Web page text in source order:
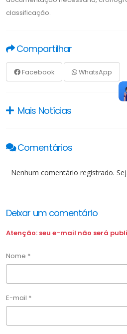
classificação.
Compartilhar
Facebook WhatsApp
Mais Notícias
Comentários
Nenhum comentário registrado.
Deixar um comentário
Atenção: seu e-mail não será
Nome *
E-mail *